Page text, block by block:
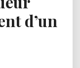
d’un